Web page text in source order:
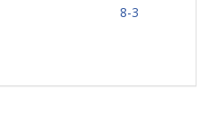
8-3